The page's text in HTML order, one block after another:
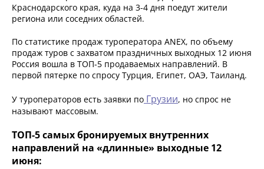
Краснодарского края, куда на 3-4 дня поедут жители
региона или соседних областей.
По статистике продаж туроператора ANEX, по объему
продаж туров с захватом праздничных выходных 12 июня
Россия вошла в ТОП-5 продаваемых направлений. В
первой пятерке по спросу Турция, Египет, ОАЭ, Таиланд.
У туроператоров есть заявки по Грузии, но спрос не
называют массовым.
ТОП-5 самых бронируемых внутренних
направлений на «длинные» выходные 12
июня: